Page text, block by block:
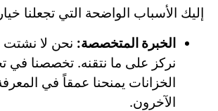
إليك الأسباب الواضحة التي تجعلنا
الخبرة المتخصصة: نحن لا نشتت
نركز على ما نتقنه. تخصصنا في
الخزانات يمنحنا عمقاً في
الآخرون.